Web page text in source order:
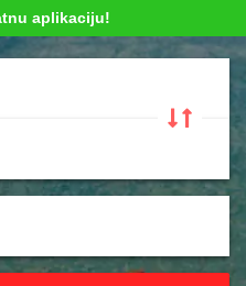
aplikaciju!